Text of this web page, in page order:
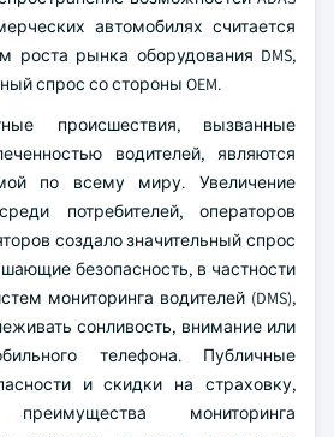
автомобилях считается
роста рынка оборудования DMS,
спрос со стороны OEM.
происшествия, вызванные
водителей, являются
по всему миру. Увеличение
потребителей, операторов
создало значительный спрос
безопасность, в частности
мониторинга водителей (DMS),
сонливость, внимание или
телефона. Публичные
и скидки на страховку,
преимущества мониторинга